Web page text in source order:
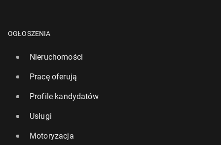
OGŁOSZENIA
Nieruchomości
Pracę oferują
Profile kandydatów
Usługi
Motoryzacja